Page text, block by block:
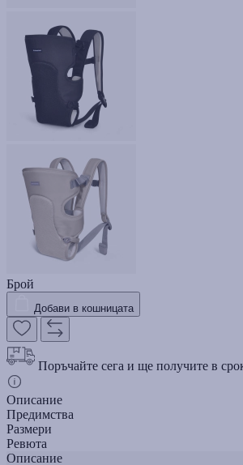
Брой
Добави в кошницата
Поръчайте сега и ще получите в
Описание
Предимства
Размери
Ревюта
Описание